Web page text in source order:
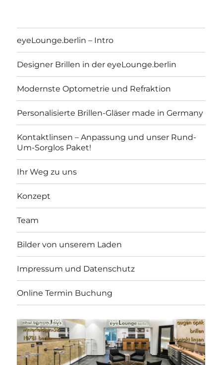
eyeLounge.berlin
eyeLounge.berlin – Intro
Designer Brillen in der eyeLounge.berlin
Modernste Optometrie und Refraktion
Personalisierte Brillen-Gläser made in Germany
Kontaktlinsen – Anpassung und unser Rund-
Um-Sorglos Paket!
Ihr Weg zu uns
Konzept
Team
Bilder von unserem Laden
Impressum und Datenschutz
Online Termin Buchung